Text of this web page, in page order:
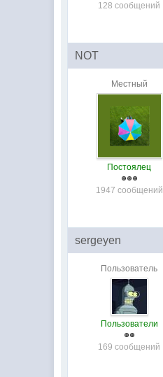
128 сообщений
NOT
Местный
Постоялец
1947 сообщений
sergeyen
Пользователь
Пользователи
169 сообщений